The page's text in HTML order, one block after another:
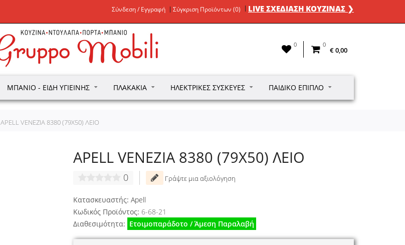
Σύνδεση / Εγγραφή Σύγκριση Προϊόντων (0) LIVE ΣΧΕΔΙΑΣΗ ΚΟΥΖΙΝΑΣ ❯
0 0
€ 0,00
ΜΠΆΝΙΟ - ΕΊΔΗ ΥΓΙΕΙΝΉΣ ΠΛΑΚΆΚΙΑ ΗΛΕΚΤΡΙΚΈΣ ΣΥΣΚΕΥΈΣ ΠΑΙΔΙΚΌ ΈΠΙΠΛΟ
APELL VENEZIA 8380 (79X50) ΛΕΙΟ
APELL VENEZIA 8380 (79X50) ΛΕΙΟ
0 Γράψτε μια αξιολόγηση
Κατασκευαστής: Apell
Κωδικός Προϊόντος: 6-68-21
Διαθεσιμότητα: Ετοιμοπαράδοτο / Άμεση Παραλαβή